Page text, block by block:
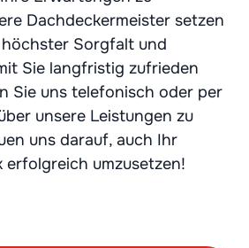
Dachdeckermeister setzen
Sorgfalt und
Sie langfristig zufrieden
Sie uns telefonisch oder per
unsere Leistungen zu
uns darauf, auch Ihr
erfolgreich umzusetzen!